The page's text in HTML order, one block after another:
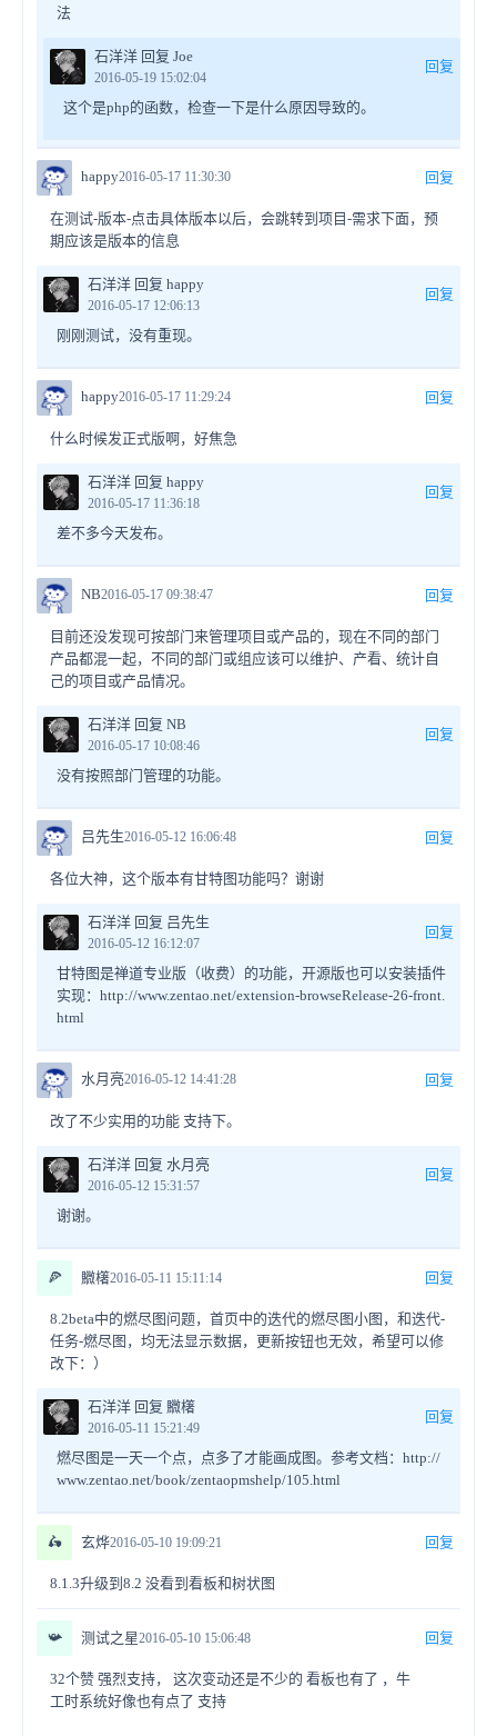
法
石洋洋 回复 Joe
2016-05-19 15:02:04
回复
这个是php的函数，检查一下是什么原因导致的。
happy2016-05-17 11:30:30 回复
在测试-版本-点击具体版本以后，会跳转到项目-需求下面，预
期应该是版本的信息
石洋洋 回复 happy
2016-05-17 12:06:13
回复
刚刚测试，没有重现。
happy2016-05-17 11:29:24 回复
什么时候发正式版啊，好焦急
石洋洋 回复 happy
2016-05-17 11:36:18
回复
差不多今天发布。
NB2016-05-17 09:38:47 回复
目前还没发现可按部门来管理项目或产品的，现在不同的部门
产品都混一起，不同的部门或组应该可以维护、产看、统计自
己的项目或产品情况。
石洋洋 回复 NB
2016-05-17 10:08:46
回复
没有按照部门管理的功能。
吕先生2016-05-12 16:06:48 回复
各位大神，这个版本有甘特图功能吗？谢谢
石洋洋 回复 吕先生
2016-05-12 16:12:07
回复
甘特图是禅道专业版（收费）的功能，开源版也可以安装插件
实现：http://www.zentao.net/extension-browseRelease-26-front.
html
水月亮2016-05-12 14:41:28 回复
改了不少实用的功能 支持下。
石洋洋 回复 水月亮
2016-05-12 15:31:57
回复
谢谢。
🍕 覹櫡2016-05-11 15:11:14 回复
8.2beta中的燃尽图问题，首页中的迭代的燃尽图小图，和迭代-
任务-燃尽图，均无法显示数据，更新按钮也无效，希望可以修
改下：）
石洋洋 回复 覹櫡
2016-05-11 15:21:49
回复
燃尽图是一天一个点，点多了才能画成图。参考文档：http://
www.zentao.net/book/zentaopmshelp/105.html
🛵 玄烨2016-05-10 19:09:21 回复
8.1.3升级到8.2 没看到看板和树状图
📯 测试之星2016-05-10 15:06:48 回复
32个赞 强烈支持， 这次变动还是不少的 看板也有了 ，牛
工时系统好像也有点了 支持